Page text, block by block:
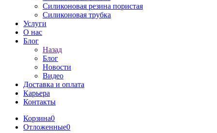
Силиконовая резина пористая
Силиконовая трубка
Услуги
О нас
Блог
Назад
Блог
Новости
Видео
Доставка и оплата
Карьера
Контакты
Корзина0
Отложенные0